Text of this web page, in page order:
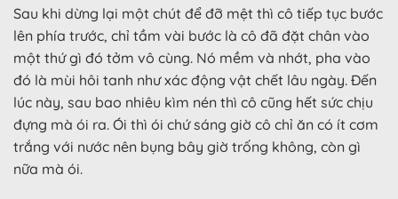
Sau khi dừng lại một chút để đỡ mệt thì cô tiếp tục bước
lên phía trước, chỉ tầm vài bước là cô đã đặt chân vào
một thứ gì đó tởm vô cùng. Nó mềm và nhớt, pha vào
đó là mùi hôi tanh như xác động vật chết lâu ngày. Đến
lúc này, sau bao nhiêu kìm nén thì cô cũng hết sức chịu
đựng mà ói ra. Ói thì ói chứ sáng giờ cô chỉ ăn có ít cơm
trắng với nước nên bụng bây giờ trống không, còn gì
nữa mà ói.